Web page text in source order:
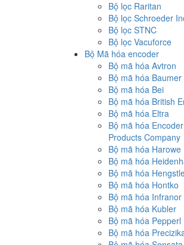
Bộ lọc Raritan
Bộ lọc Schroeder
Bộ lọc STNC
Bộ lọc Vacuforce
Bộ Mã hóa encoder
Bộ mã hóa Avtron
Bộ mã hóa Baumer
Bộ mã hóa Bei
Bộ mã hóa British
Bộ mã hóa Eltra
Bộ mã hóa Encoder
Products Company
Bộ mã hóa Harowe
Bộ mã hóa
Bộ mã hóa
Bộ mã hóa Hontko
Bộ mã hóa Infranor
Bộ mã hóa Kubler
Bộ mã hóa Pepperl
Bộ mã hóa